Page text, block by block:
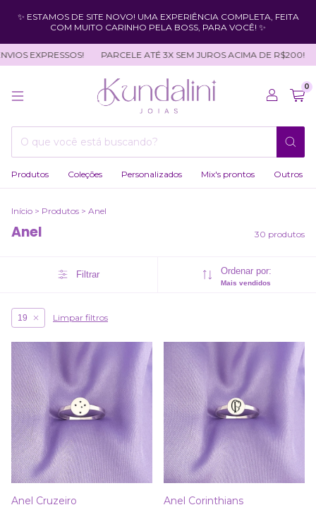
✨ ESTAMOS DE SITE NOVO! UMA EXPERIÊNCIA COMPLETA, FEITA
COM MUITO CARINHO PELA BOSS, PARA VOCÊ! ✨
PARCELE ATÉ 3X SEM JUROS ACIMA DE R$200!
0
Produtos Coleções Personalizados Mix's prontos Outros
Início > Produtos > Anel
Anel 30 produtos
Filtrar Ordenar por:
Mais vendidos
19 Limpar filtros
Anel Cruzeiro Anel Corinthians